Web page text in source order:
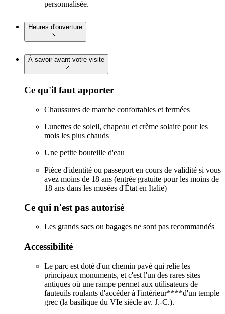
personnalisée.
Heures d'ouverture
À savoir avant votre visite
Ce qu'il faut apporter
Chaussures de marche confortables et fermées
Lunettes de soleil, chapeau et crème solaire pour les
mois les plus chauds
Une petite bouteille d'eau
Pièce d'identité ou passeport en cours de validité si vous
avez moins de 18 ans (entrée gratuite pour les moins de
18 ans dans les musées d'État en Italie)
Ce qui n'est pas autorisé
Les grands sacs ou bagages ne sont pas recommandés
Accessibilité
Le parc est doté d'un chemin pavé qui relie les
principaux monuments, et c'est l'un des rares sites
antiques où une rampe permet aux utilisateurs de
fauteuils roulants d'accéder à l'intérieur****d'un temple
grec (la basilique du VIe siècle av. J.-C.).